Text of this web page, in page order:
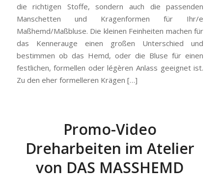
die richtigen Stoffe, sondern auch die passenden
Manschetten und Kragenformen für Ihr/e
Maßhemd/Maßbluse. Die kleinen Feinheiten machen für
das Kennerauge einen großen Unterschied und
bestimmen ob das Hemd, oder die Bluse für einen
festlichen, formellen oder légèren Anlass geeignet ist.
Zu den eher formelleren Krägen […]
Promo-Video
Dreharbeiten im Atelier
von DAS MASSHEMD